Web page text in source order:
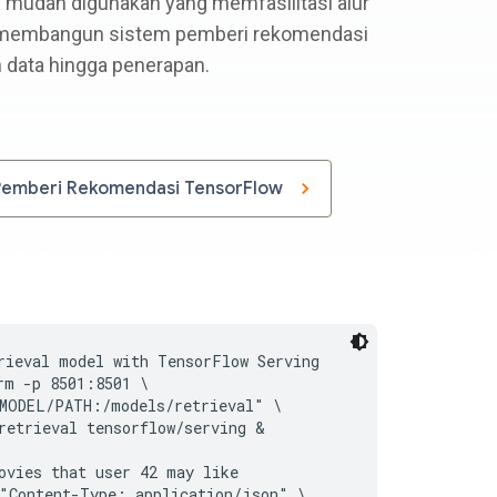
sistem pemberi rekomendasi
hingga penerapan.
Rekomendasi TensorFlow
model with TensorFlow Serving
-p 8501:8501 \
PATH:/models/retrieval" \
tensorflow/serving &
that user 42 may like